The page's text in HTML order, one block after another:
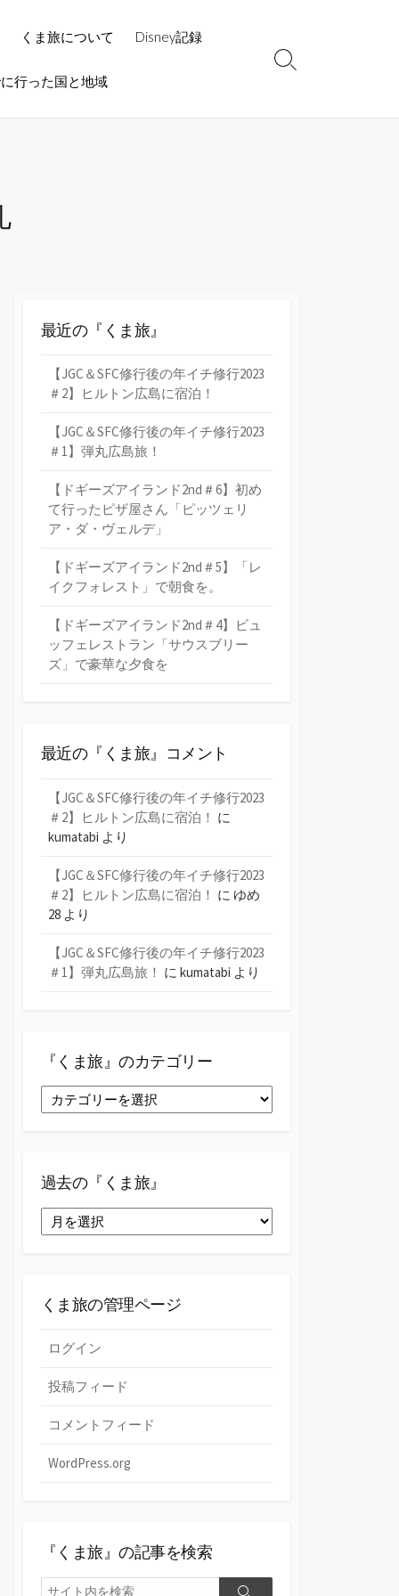
くま旅について Disney記録
行った国と地域
検
最近の『くま旅』
【JGC＆SFC修行後の年イチ修行2023
＃2】ヒルトン広島に宿泊！
【JGC＆SFC修行後の年イチ修行2023
＃1】弾丸広島旅！
【ドギーズアイランド2nd＃6】初め
て行ったピザ屋さん「ピッツェリ
ア・ダ・ヴェルデ」
【ドギーズアイランド2nd＃5】「レ
イクフォレスト」で朝食を。
【ドギーズアイランド2nd＃4】ビュ
ッフェレストラン「サウスブリー
ズ」で豪華な夕食を
最近の『くま旅』コメント
【JGC＆SFC修行後の年イチ修行2023
＃2】ヒルトン広島に宿泊！ に
kumatabi より
【JGC＆SFC修行後の年イチ修行2023
＃2】ヒルトン広島に宿泊！ に ゆめ
28 より
【JGC＆SFC修行後の年イチ修行2023
＃1】弾丸広島旅！ に kumatabi より
『くま旅』のカテゴリー
『く
ま
テ
ゴ
リ
過去の『くま旅』
去
旅』
くま旅の管理ページ
ログイン
投稿フィード
コメントフィード
WordPress.org
『くま旅』の記事を検索
検